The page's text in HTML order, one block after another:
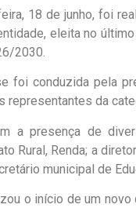
18 de junho, foi
eleita no
2030.
foi conduzida pela
representantes da
a presença de
Rural, Renda; a
municipal de
o início de um